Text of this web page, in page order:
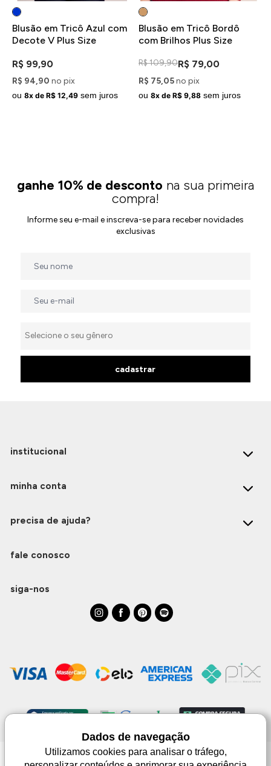
Blusão em Tricô Azul com
Decote V Plus Size
R$ 99,90
R$ 94,90 no pix
ou 8x de R$ 12,49 sem juros
Blusão em Tricô Bordô
com Brilhos Plus Size
R$ 109,90R$ 79,00
R$ 75,05no pix
ou 8x de R$ 9,88 sem juros
ganhe 10% de desconto na sua primeira
compra!
Informe seu e-mail e inscreva-se para receber novidades
exclusivas
cadastrar
institucional
minha conta
precisa de ajuda?
fale conosco
siga-nos
Dados de navegação
Utilizamos cookies para analisar o tráfego,